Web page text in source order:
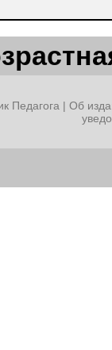
Педагога | Об